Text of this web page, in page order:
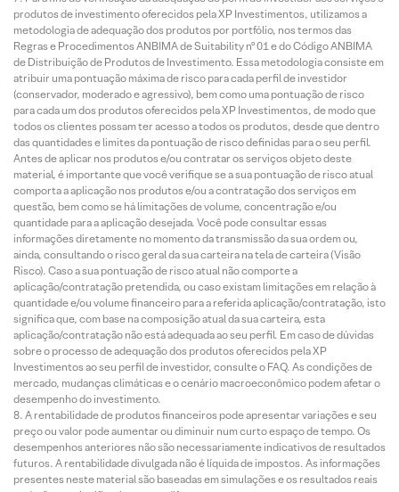
produtos de investimento oferecidos pela XP Investimentos, utilizamos a
metodologia de adequação dos produtos por portfólio, nos termos das
Regras e Procedimentos ANBIMA de Suitability nº 01 e do Código ANBIMA
de Distribuição de Produtos de Investimento. Essa metodologia consiste em
atribuir uma pontuação máxima de risco para cada perfil de investidor
(conservador, moderado e agressivo), bem como uma pontuação de risco
para cada um dos produtos oferecidos pela XP Investimentos, de modo que
todos os clientes possam ter acesso a todos os produtos, desde que dentro
das quantidades e limites da pontuação de risco definidas para o seu perfil.
Antes de aplicar nos produtos e/ou contratar os serviços objeto deste
material, é importante que você verifique se a sua pontuação de risco atual
comporta a aplicação nos produtos e/ou a contratação dos serviços em
questão, bem como se há limitações de volume, concentração e/ou
quantidade para a aplicação desejada. Você pode consultar essas
informações diretamente no momento da transmissão da sua ordem ou,
ainda, consultando o risco geral da sua carteira na tela de carteira (Visão
Risco). Caso a sua pontuação de risco atual não comporte a
aplicação/contratação pretendida, ou caso existam limitações em relação à
quantidade e/ou volume financeiro para a referida aplicação/contratação, isto
significa que, com base na composição atual da sua carteira, esta
aplicação/contratação não está adequada ao seu perfil. Em caso de dúvidas
sobre o processo de adequação dos produtos oferecidos pela XP
Investimentos ao seu perfil de investidor, consulte o FAQ. As condições de
mercado, mudanças climáticas e o cenário macroeconômico podem afetar o
desempenho do investimento.
A rentabilidade de produtos financeiros pode apresentar variações e seu
preço ou valor pode aumentar ou diminuir num curto espaço de tempo. Os
desempenhos anteriores não são necessariamente indicativos de resultados
futuros. A rentabilidade divulgada não é líquida de impostos. As informações
presentes neste material são baseadas em simulações e os resultados reais